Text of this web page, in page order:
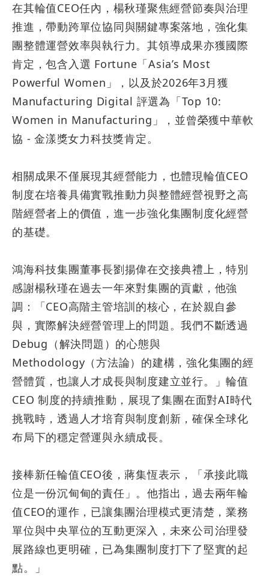
在其輪值CEO任內，楊秋瑾聚焦經營節奏與治理
推進，帶動跨單位協同與關鍵專案落地，強化集
團整體運營效率與執行力。其領導成果亦獲國際
肯定，包含入選 Fortune 「Asia’s Most
Powerful Women 」，以及於2026年3月獲
Manufacturing Digital 評選為「Top 10:
Women in Manufacturing 」，並曾榮獲中華軟
協 - 金漾獎女力科技獎肯定。
相關成果不僅展現其經營能力，也體現輪值CEO
制度在培養具備實戰推動力與整體經營視野之高
階經營者上的價值，進一步強化集團制度化經營
的基礎。
鴻海科技集團董事長劉揚偉在交接典禮上，特別
感謝楊秋瑾在過去一年來對集團的貢獻，他強
調：「CEO高階主管培訓的核心，在於親自參
與，實際解決經營管理上的問題。我們不斷透過
Debug （解決問題）的心態與
Methodology （方法論）的建構，強化集團的經
營體質，也讓人才成長與制度建立並行。」輪值
CEO 制度的持續推動，展現了集團在面對AI時代
挑戰時，透過人才培育與制度創新，確保全球化
布局下的穩定營運與永續成長。
接棒新任輪值CEO後，蔣集恆表示，「承接此職
位是一份沉甸甸的責任」。他指出，過去兩年輪
值CEO的運作，已讓集團治理模式更清楚，業務
單位與中央單位的互動更深入，未來公司治理發
展路線也更明確，已為集團制度打下了堅實的起
點。」